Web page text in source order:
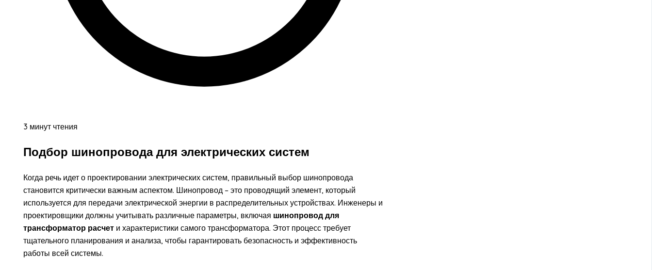
3 минут чтения
Подбор шинопровода для электрических систем
Когда речь идет о проектировании электрических систем, правильный выбор шинопровода
становится критически важным аспектом. Шинопровод – это проводящий элемент, который
используется для передачи электрической энергии в распределительных устройствах. Инженеры и
проектировщики должны учитывать различные параметры, включая шинопровод для
трансформатор расчет и характеристики самого трансформатора. Этот процесс требует
тщательного планирования и анализа, чтобы гарантировать безопасность и эффективность
работы всей системы.